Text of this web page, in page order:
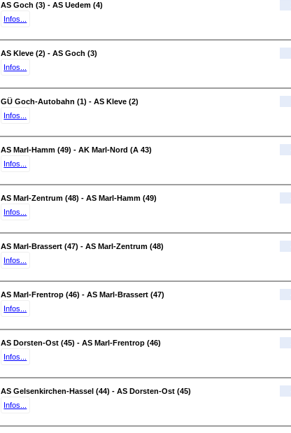
AS Goch (3) - AS Uedem (4)
Infos...
AS Kleve (2) - AS Goch (3)
Infos...
GÜ Goch-Autobahn (1) - AS Kleve (2)
Infos...
AS Marl-Hamm (49) - AK Marl-Nord (A 43)
Infos...
AS Marl-Zentrum (48) - AS Marl-Hamm (49)
Infos...
AS Marl-Brassert (47) - AS Marl-Zentrum (48)
Infos...
AS Marl-Frentrop (46) - AS Marl-Brassert (47)
Infos...
AS Dorsten-Ost (45) - AS Marl-Frentrop (46)
Infos...
AS Gelsenkirchen-Hassel (44) - AS Dorsten-Ost (45)
Infos...